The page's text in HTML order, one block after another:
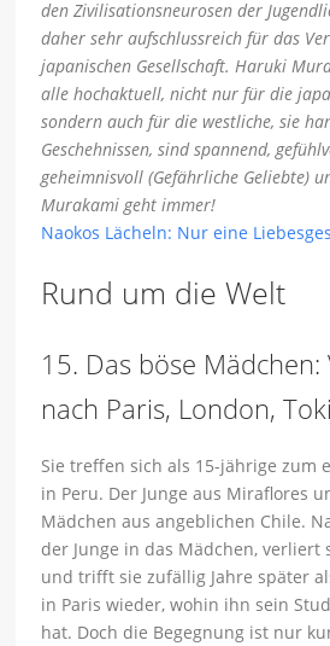
den Zivilisationsneurosen der
daher sehr aufschlussreich für das
japanischen Gesellschaft. Haruki
alle hochaktuell, nicht nur für die
sondern auch für die westliche, sie
Geschehnissen, sind spannend,
geheimnisvoll (Gefährliche Geliebte)
Murakami geht immer!
Naokos Lächeln: Nur eine
Rund um die Welt
15. Das böse Mädchen:
nach Paris, London,
Sie treffen sich als 15-jährige zum
in Peru. Der Junge aus Miraflores
Mädchen aus angeblichen Chile.
der Junge in das Mädchen, verliert
und trifft sie zufällig Jahre später
in Paris wieder, wohin ihn sein
hat. Doch die Begegnung ist nur